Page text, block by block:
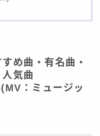
め曲・有名曲・
気曲
：ミュージッ